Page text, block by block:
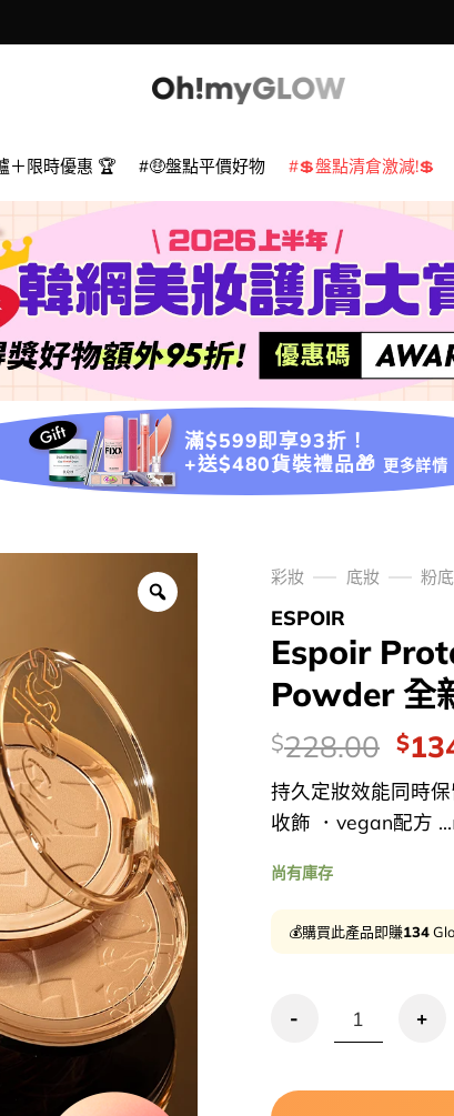
＋限時優惠 🏆 🤑盤點平價好物 💲盤點清倉激減!💲
滿$599即享93折！
+送$480貨裝禮品🎁 更多詳
彩妝 底妝 粉底
ESPOIR
Espoir
Powder 全
價
錢：
$228.00 $
持久定妝效能同時
收飾 ．vegan配方 ...
尚有庫存
💰購買此產品即賺134
Espoir Protailor Be